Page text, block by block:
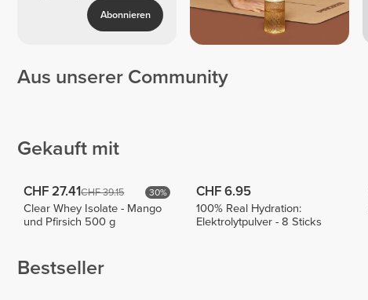
Abonnieren
Aus unserer Community
Gekauft mit
CHF 27.41CHF 39.15 30%
Clear Whey Isolate - Mango
und Pfirsich 500 g
CHF 6.95
100% Real Hydration:
Elektrolytpulver - 8 Sticks
Bestseller